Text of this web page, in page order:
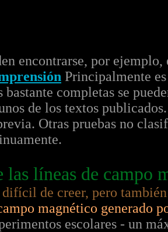
encontrarse, por ejemplo,
Principalmente
completas se
de los textos
Otras pruebas no
líneas de campo
difícil de creer, pero
magnético generado
escolares - un